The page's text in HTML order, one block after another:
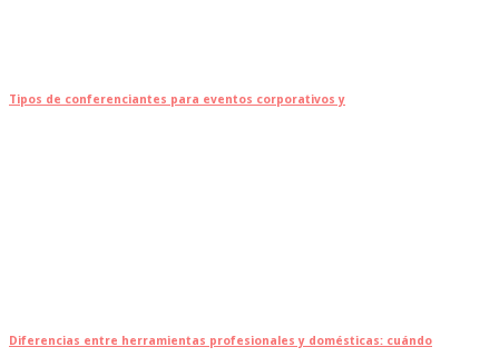
Tipos de conferenciantes para eventos corporativos y
Diferencias entre herramientas profesionales y domésticas: cuándo